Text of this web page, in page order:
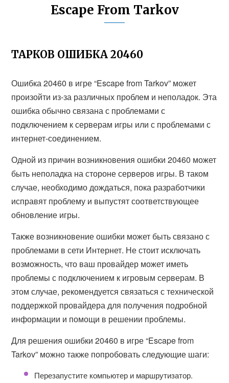
Escape From Tarkov
ТАРКОВ ОШИБКА 20460
Ошибка 20460 в игре “Escape from Tarkov” может
произойти из-за различных проблем и неполадок. Эта
ошибка обычно связана с проблемами с
подключением к серверам игры или с проблемами с
интернет-соединением.
Одной из причин возникновения ошибки 20460 может
быть неполадка на стороне серверов игры. В таком
случае, необходимо дождаться, пока разработчики
исправят проблему и выпустят соответствующее
обновление игры.
Также возникновение ошибки может быть связано с
проблемами в сети Интернет. Не стоит исключать
возможность, что ваш провайдер может иметь
проблемы с подключением к игровым серверам. В
этом случае, рекомендуется связаться с технической
поддержкой провайдера для получения подробной
информации и помощи в решении проблемы.
Для решения ошибки 20460 в игре “Escape from
Tarkov” можно также попробовать следующие шаги:
Перезапустите компьютер и маршрутизатор.